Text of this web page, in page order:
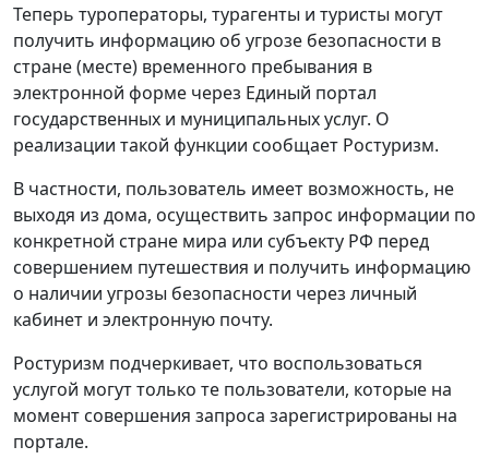
Теперь туроператоры, турагенты и туристы могут
получить информацию об угрозе безопасности в
стране (месте) временного пребывания в
электронной форме через Единый портал
государственных и муниципальных услуг. О
реализации такой функции сообщает Ростуризм.
В частности, пользователь имеет возможность, не
выходя из дома, осуществить запрос информации по
конкретной стране мира или субъекту РФ перед
совершением путешествия и получить информацию
о наличии угрозы безопасности через личный
кабинет и электронную почту.
Ростуризм подчеркивает, что воспользоваться
услугой могут только те пользователи, которые на
момент совершения запроса зарегистрированы на
портале.